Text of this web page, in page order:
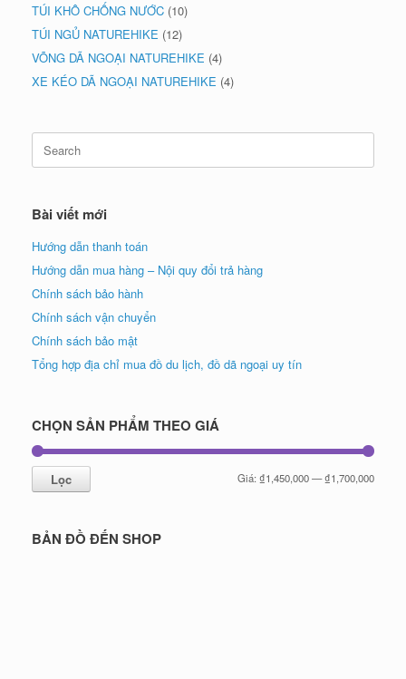
TÚI KHÔ CHỐNG NƯỚC (10)
TÚI NGỦ NATUREHIKE (12)
VÕNG DÃ NGOẠI NATUREHIKE (4)
XE KÉO DÃ NGOẠI NATUREHIKE (4)
Search
for:
Bài viết mới
Hướng dẫn thanh toán
Hướng dẫn mua hàng – Nội quy đổi trả hàng
Chính sách bảo hành
Chính sách vận chuyển
Chính sách bảo mật
Tổng hợp địa chỉ mua đồ du lịch, đồ dã ngoại uy tín
CHỌN SẢN PHẨM THEO GIÁ
Giá
Giá
Lọc Giá:₫1,450,000—₫1,700,000
BẢN ĐỒ ĐẾN SHOP